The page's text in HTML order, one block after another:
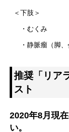
＜下肢＞
・むくみ
・静脈瘤（脚、
推奨「リア
スト
2020年8月現
い。